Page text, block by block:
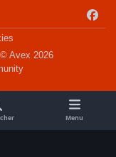
a
o
k
Avex 2026
Menu